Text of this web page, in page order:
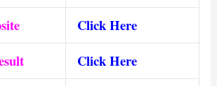
Click Here
Click Here